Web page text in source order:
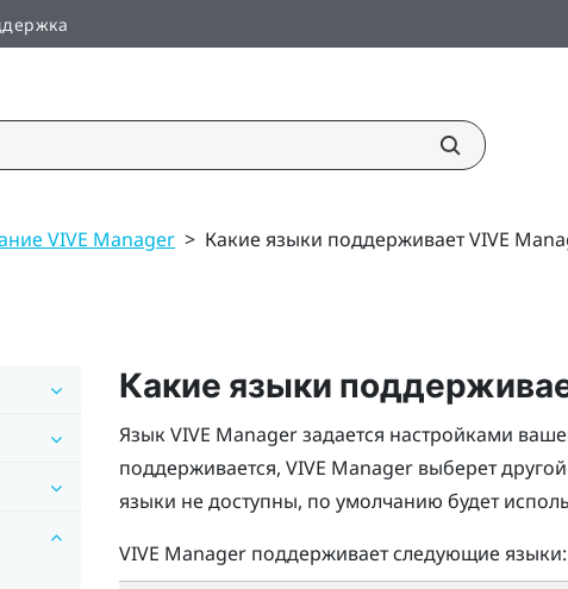
VIVE Manager > Какие языки поддерживает VIVE
Какие языки
Язык VIVE Managerзадается настройками
поддерживается, VIVE Managerвыберет
языки не доступны, по умолчанию будет
VIVE Managerподдерживает следующие языки: